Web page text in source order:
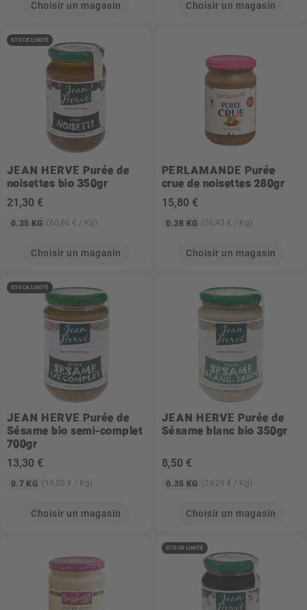
Choisir un magasin Choisir un magasin
STOCK LIMITÉ
JEAN HERVE Purée de
noisettes bio 350gr
21 ,30 €
0.35 KG (60,86 € / Kg)
Choisir un magasin
PERLAMANDE Purée
crue de noisettes 280gr
15,80 €
0.28 KG (56,43 € / Kg)
Choisir un magasin
STOCK LIMITÉ
JEAN HERVE Purée de
Sésame bio semi-complet
700gr
13,30 €
0.7 KG (19,00 € / Kg)
Choisir un magasin
JEAN HERVE Purée de
Sésame blanc bio 350gr
8,50 €
0.35 KG (24,29 € / Kg)
Choisir un magasin
STOCK LIMITÉ